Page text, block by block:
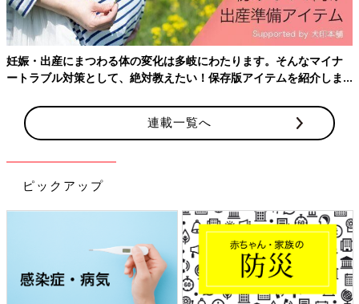
いようにしているという声も。各家庭の事情によってさまざまな
様子が伝わってきます。
■通販ギフト担当者によると…
内祝い、出産祝い、お歳暮などのギフト全般を取り扱う『たまひ
よの内祝い』
のギフト担当者に、最近のお歳暮の傾向について聞
いてみました。
ーー最近のお歳暮はどんな商品が人気ですか？
「肉やハムなどは定番で人気ですが、ここ最近は日持ちがするお
菓子などの売上が伸びています。年末年始の帰省時にご家族みん
なで楽しまれるようです。また『季節限定もの』もじわじわ人気
があがってきています」(『たまひよの内祝い』ギフト担当 青
野有美子）
妊娠・出産にまつわる体の変化は多岐にわたります。そんなマイナ
ートラブル対策として、絶対教えたい！保存版アイテムを紹介しま
連載一覧へ
ピックアップ